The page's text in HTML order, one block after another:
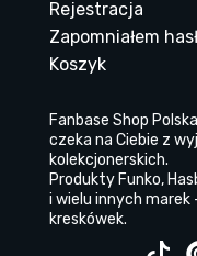
Rejestracja
Zapomniałem
Koszyk
Fanbase Shop
czeka na Ciebie z
kolekcjonerskich.
Produkty Funko,
i wielu innych marek
kreskówek.